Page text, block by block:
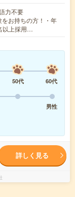
力不要
をお持ちの方！・年
以上採用…
50代
60代
男性
詳しく見る